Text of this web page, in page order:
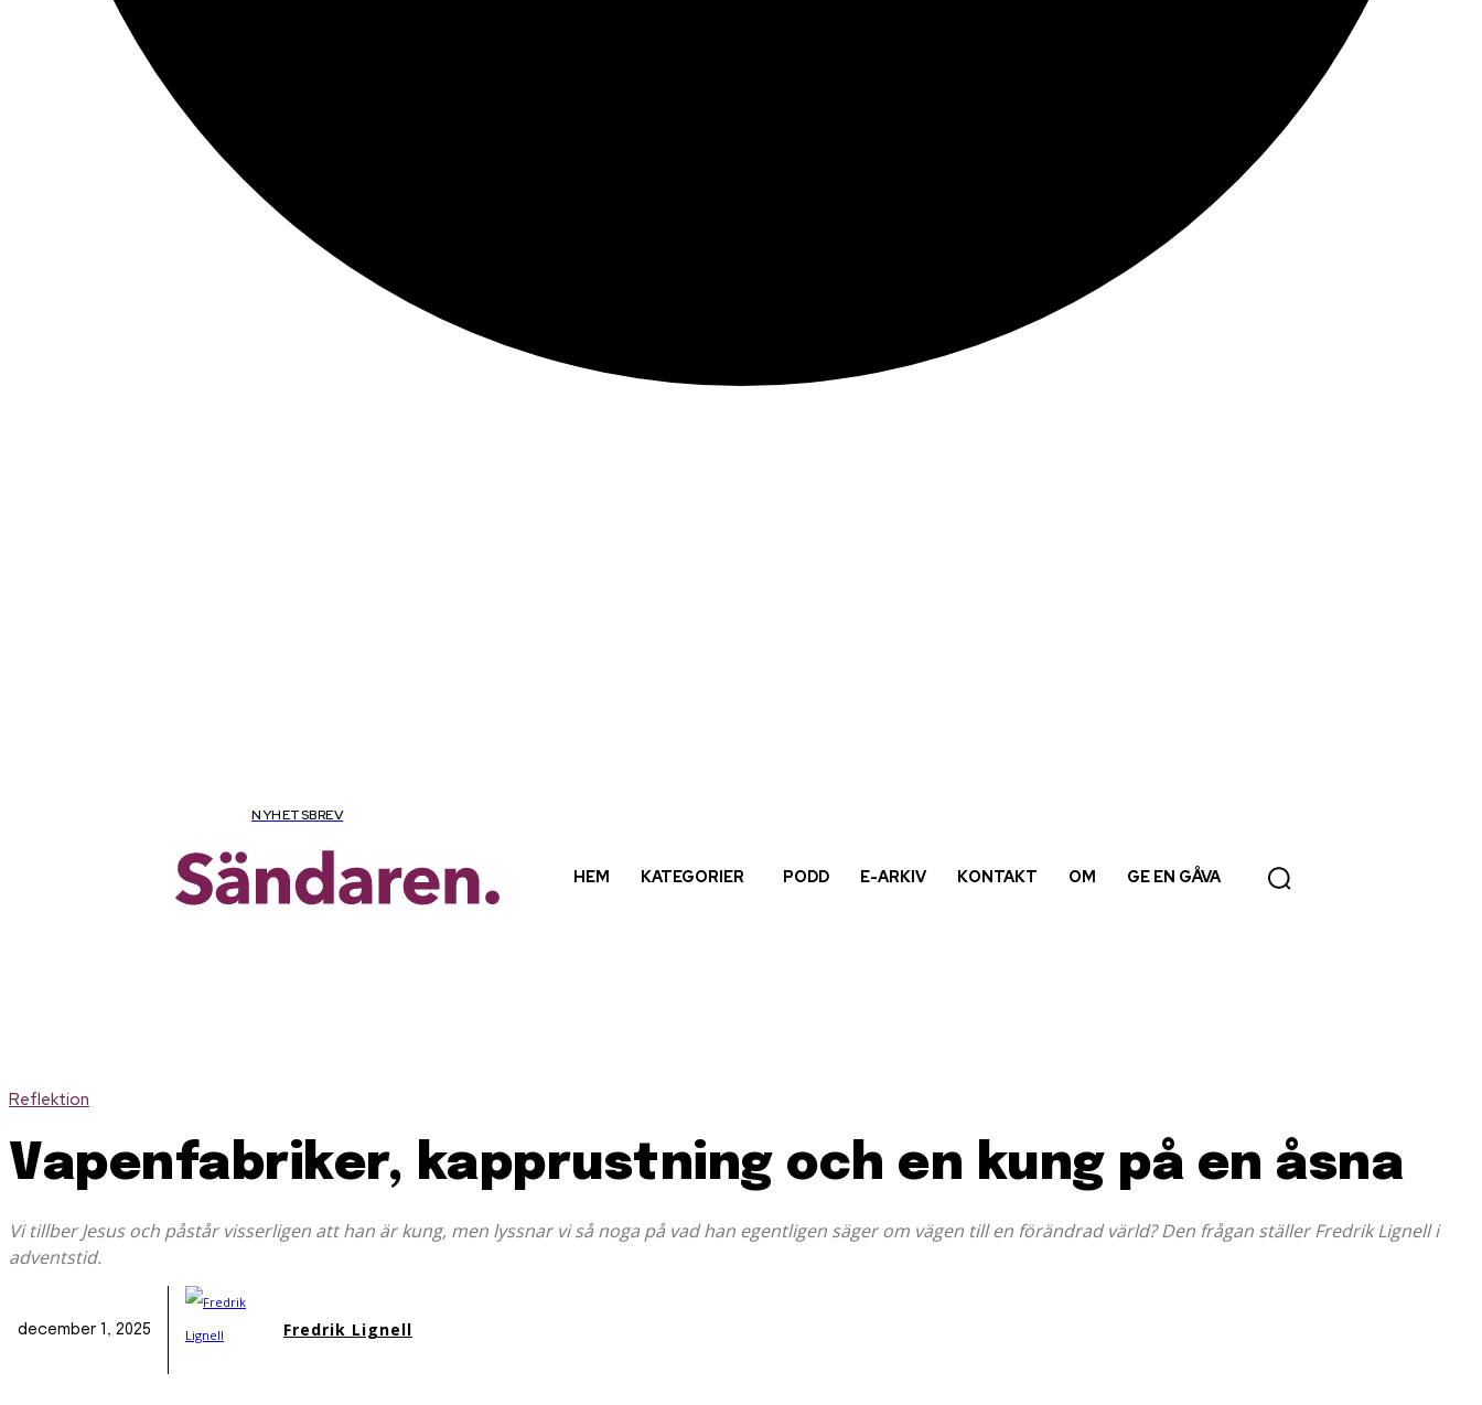
NYHETSBREV
HEM KATEGORIER PODD E-ARKIV KONTAKT OM GE EN GÅVA
Reflektion
Vapenfabriker, kapprustning och en kung på en åsna
Vi tillber Jesus och påstår visserligen att han är kung, men lyssnar vi så noga på vad han egentligen säger om vägen till en förändrad värld? Den frågan ställer Fredrik Lignell i
adventstid.
december 1, 2025 Fredrik Lignell